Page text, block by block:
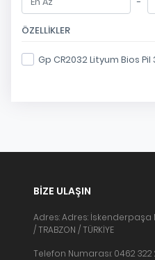
ÖZELLIKLER
Gp CR2032 Lityum Bios
BIZE ULAŞIN
Adres: Adres: İskenderpaşa
/ TRABZON / TÜRKİYE
Telefon Numarası: 0462 322